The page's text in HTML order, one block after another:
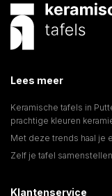
Lees meer
Keramische tafels in
prachtige kleuren
Met deze trends haal je
Zelf je tafel
Klantenservice